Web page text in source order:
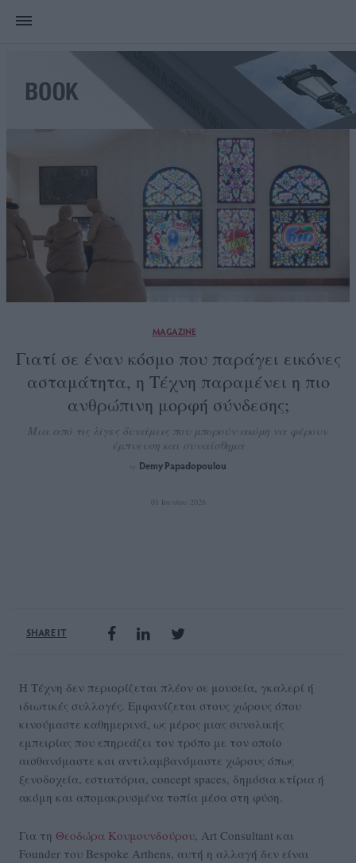
MAGAZINE
Γιατί σε έναν κόσμο που παράγει εικόνες
ασταμάτητα, η Τέχνη παραμένει η πιο
ανθρώπινη μορφή σύνδεσης;
Μια από τις λίγες δυνάμεις που μπορούν ακόμη να φέρουν
έμπνευση και συναίσθημα
Demy Papadopoulou
01 Ιουνίου 2026
SHARE IT
Η Τέχνη δεν περιορίζεται πλέον σε μουσεία, γκαλερί ή
ιδιωτικές συλλογές. Εμφανίζεται στους χώρους όπου
κινούμαστε καθημερινά, ως μέρος μιας συνολικής
εμπειρίας που επηρεάζει τον τρόπο με τον οποίο
αισθανόμαστε και αντιλαμβανόμαστε χώρους όπως
ξενοδοχεία, εστιατόρια, concept spaces, δημόσια κτίρια ή
ακόμη και απομακρυσμένα τοπία μέσα στη φύση.
Για τη Θεοδώρα Κουμουνδούρου, Art Consultant και
Founder του Bespoke Arthens, αυτή η αλλαγή δεν είναι